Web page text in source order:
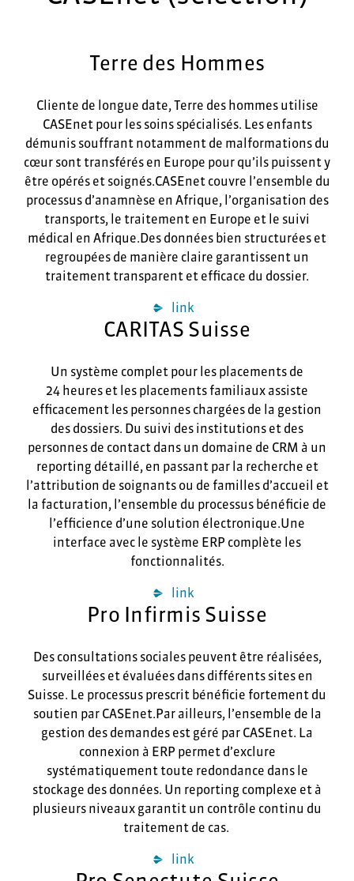
Terre des Hommes
Cliente de longue date, Terre des hommes utilise
CASEnet pour les soins spécialisés. Les enfants
démunis souffrant notamment de malformations du
cœur sont transférés en Europe pour qu’ils puissent y
être opérés et soignés.CASEnet couvre l’ensemble du
processus d’anamnèse en Afrique, l’organisation des
transports, le traitement en Europe et le suivi
médical en Afrique.Des données bien structurées et
regroupées de manière claire garantissent un
traitement transparent et efficace du dossier.
link
CARITAS Suisse
Un système complet pour les placements de
24 heures et les placements familiaux assiste
efficacement les personnes chargées de la gestion
des dossiers. Du suivi des institutions et des
personnes de contact dans un domaine de CRM à un
reporting détaillé, en passant par la recherche et
l’attribution de soignants ou de familles d’accueil et
la facturation, l’ensemble du processus bénéficie de
l’efficience d’une solution électronique.Une
interface avec le système ERP complète les
fonctionnalités.
link
Pro Infirmis Suisse
Des consultations sociales peuvent être réalisées,
surveillées et évaluées dans différents sites en
Suisse. Le processus prescrit bénéficie fortement du
soutien par CASEnet.Par ailleurs, l’ensemble de la
gestion des demandes est géré par CASEnet. La
connexion à ERP permet d’exclure
systématiquement toute redondance dans le
stockage des données. Un reporting complexe et à
plusieurs niveaux garantit un contrôle continu du
traitement de cas.
link